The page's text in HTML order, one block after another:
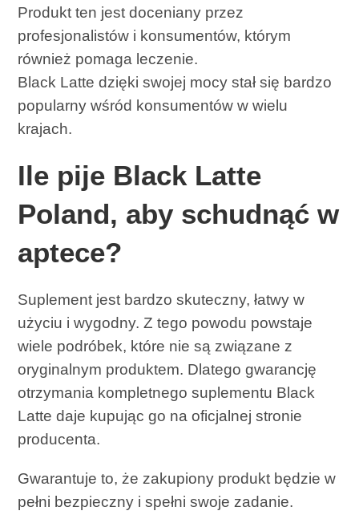
Produkt ten jest doceniany przez
profesjonalistów i konsumentów, którym
również pomaga leczenie.
Black Latte dzięki swojej mocy stał się bardzo
popularny wśród konsumentów w wielu
krajach.
Ile pije Black Latte
Poland, aby schudnąć w
aptece?
Suplement jest bardzo skuteczny, łatwy w
użyciu i wygodny. Z tego powodu powstaje
wiele podróbek, które nie są związane z
oryginalnym produktem. Dlatego gwarancję
otrzymania kompletnego suplementu Black
Latte daje kupując go na oficjalnej stronie
producenta.
Gwarantuje to, że zakupiony produkt będzie w
pełni bezpieczny i spełni swoje zadanie.